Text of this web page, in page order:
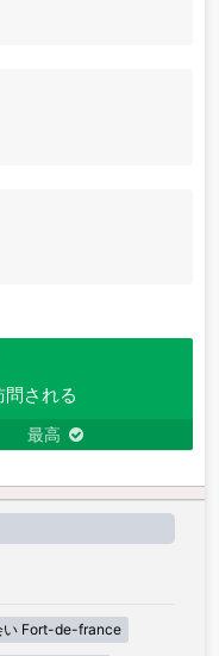
される
最高
い Fort-de-france